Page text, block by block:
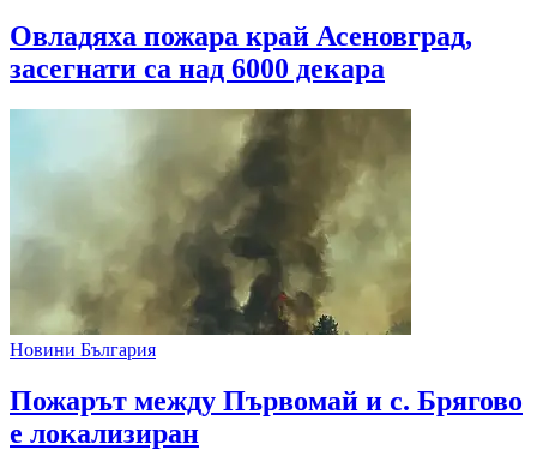
Овладяха пожара край Асеновград,
засегнати са над 6000 декара
Новини България
Пожарът между Първомай и с. Брягово
е локализиран